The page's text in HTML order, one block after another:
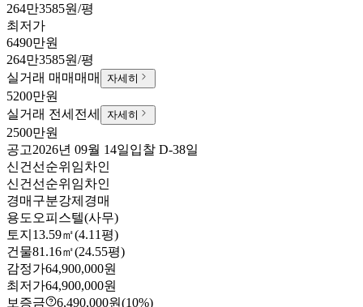
264만3585원/평
최저가
6490만원
264만3585원/평
실거래 매매 매매 자세히
5200만원
실거래 전세 전세 자세히
2500만원
공고2026년 09월 14일입찰 D-38일
신건 선순위임차인
신건 선순위임차인
경매구분강제경매
용도 오피스텔(사무)
토지 13.59㎡(4.11평)
건물81.16㎡(24.55평)
감정가64,900,000원
최저가64,900,000원
보증금
6,490,000원(10%)